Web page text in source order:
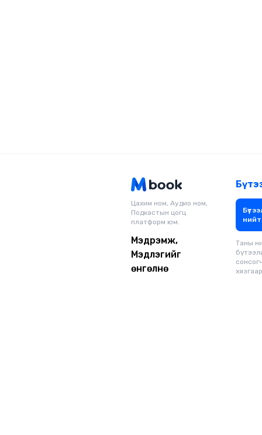
Цахим ном, Аудио ном,
Подкастын цогц
платформ юм.
Мэдрэмж,
Мэдлэгийг
өнгөлнө
Таны